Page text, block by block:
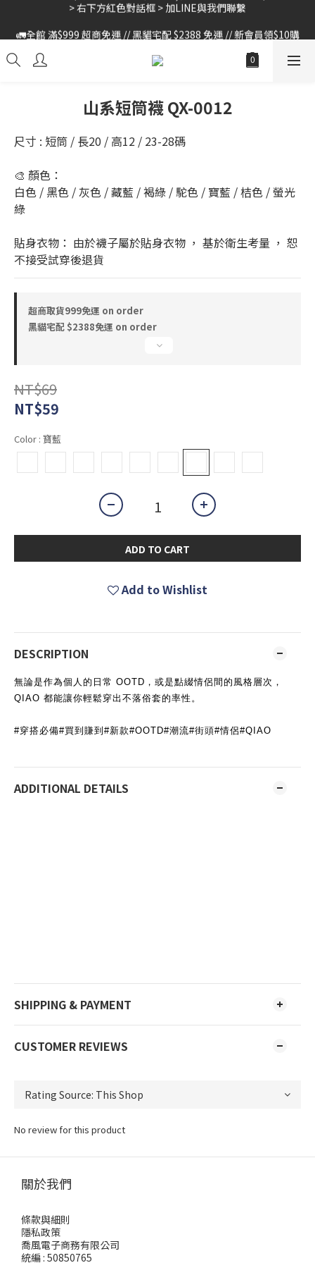
🚛全館 滿$999 超商免運 // 黑貓宅配 $2388 免運 // 新會員領$10購
物金
🚛全館 滿$999 超商免運 // 黑貓宅配 $2388 免運 // 新會員領$10購
物金
山系短筒襪 QX-0012
尺寸 : 短筒 / 長20 / 高12 / 23-28碼
🎨 顏色：
白色 / 黑色 / 灰色 / 藏藍 / 褐綠 / 駝色 / 寶藍 / 桔色 / 螢光
綠
貼身衣物： 由於襪子屬於貼身衣物 ， 基於衛生考量 ， 恕
不接受試穿後退貨
超商取貨999免運 on order
黑貓宅配 $2388免運 on order
NT$69
NT$59
Color : 寶藍
ADD TO CART
Add to Wishlist
DESCRIPTION
無論是作為個人的日常 OOTD，或是點綴情侶間的風格層次，
QIAO 都能讓你輕鬆穿出不落俗套的率性。
#穿搭必備#買到賺到#新款#OOTD#潮流#街頭#情侶#QIAO
ADDITIONAL DETAILS
SHIPPING & PAYMENT
CUSTOMER REVIEWS
No review for this product
關於我們
條款與細則
隱私政策
喬風電子商務有限公司
統編 : 50850765